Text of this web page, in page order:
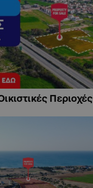
Περιοχές